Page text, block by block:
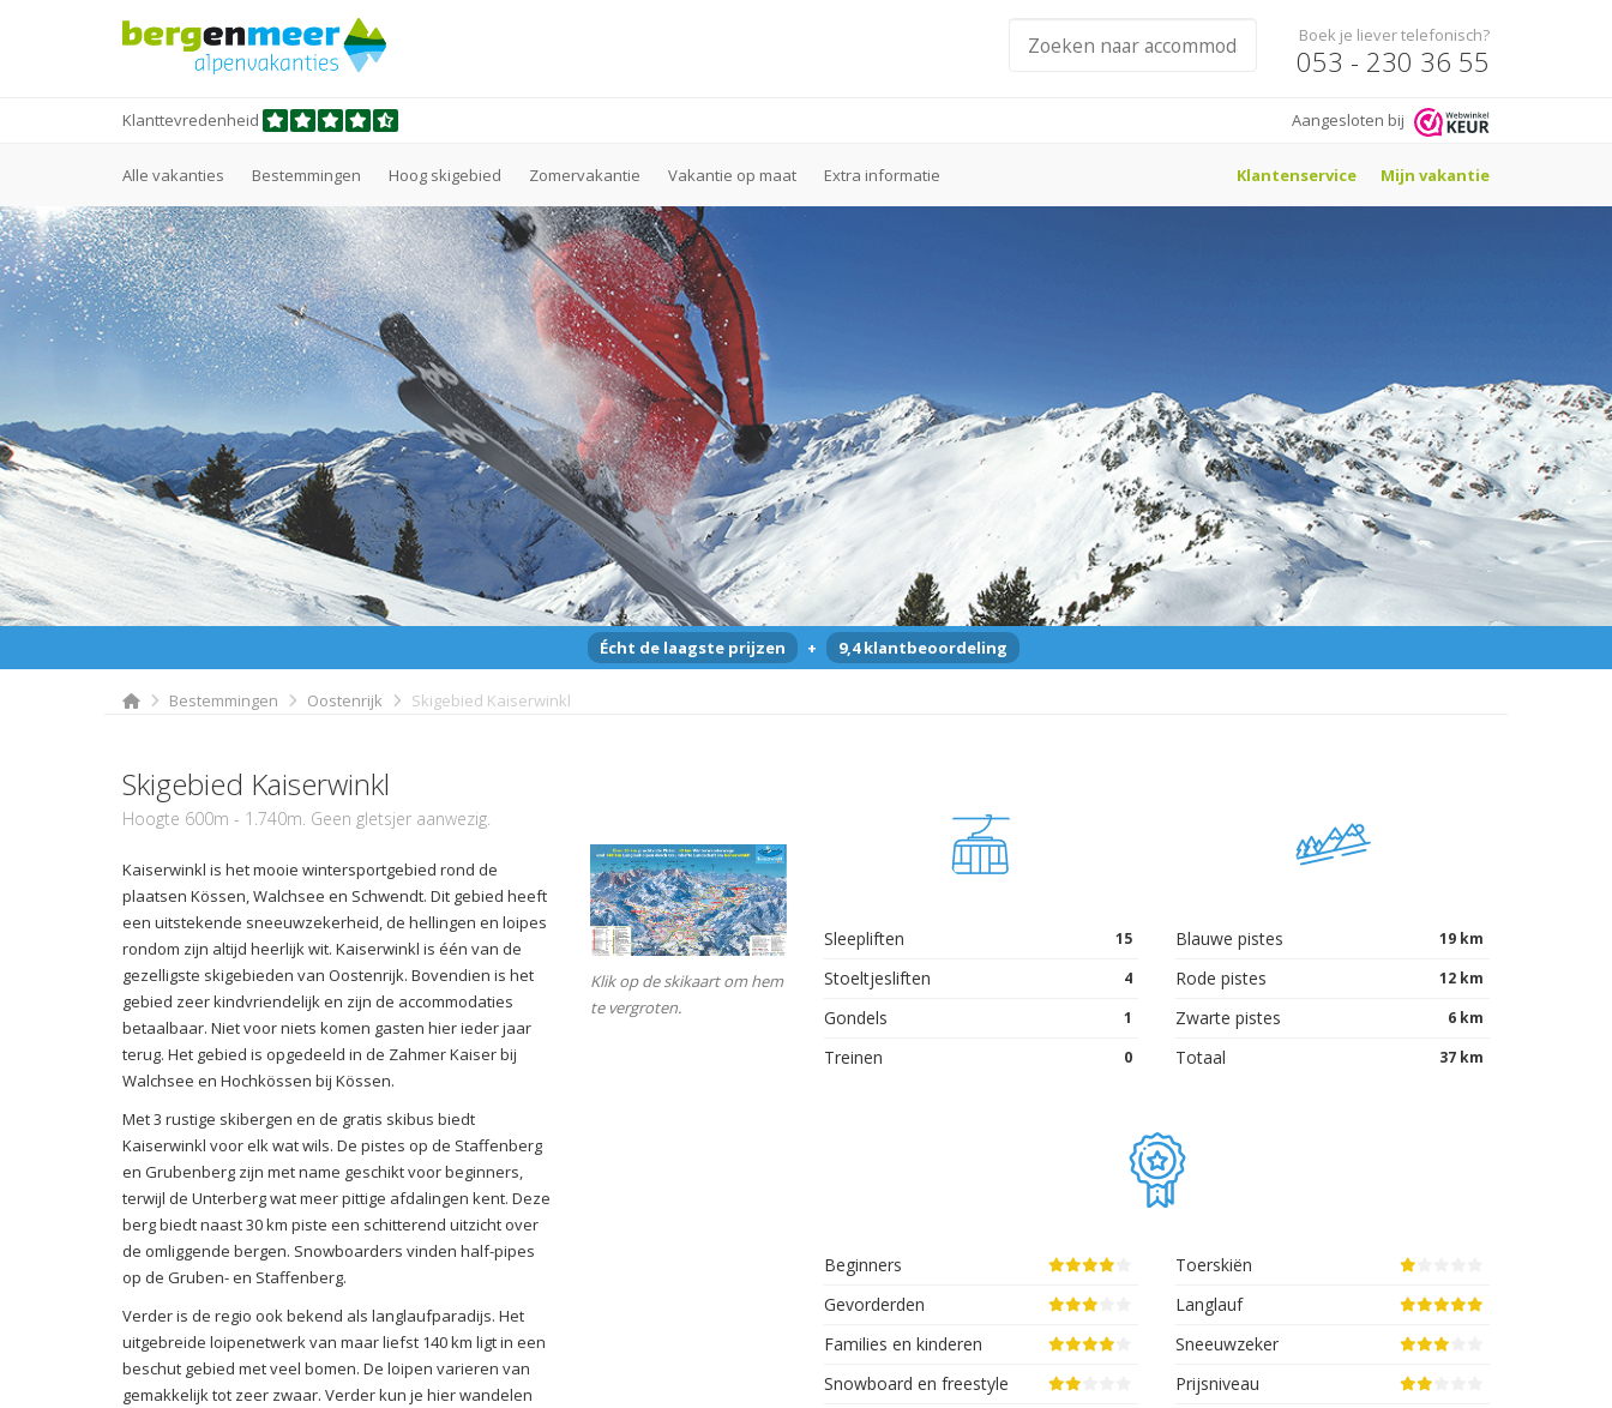
Boek je liever telefonisch?
053 - 230 36 55
Klanttevredenheid Aangesloten bij
Alle vakanties Bestemmingen Hoog skigebied Zomervakantie Vakantie op maat Extra informatie Klantenservice Mijn vakantie
Écht de laagste prijzen + 9,4 klantbeoordeling
Bestemmingen Oostenrijk Skigebied Kaiserwinkl
Skigebied Kaiserwinkl
Hoogte 600m - 1.740m. Geen gletsjer aanwezig.
Kaiserwinkl is het mooie wintersportgebied rond de
plaatsen Kössen, Walchsee en Schwendt. Dit gebied heeft
een uitstekende sneeuwzekerheid, de hellingen en loipes
rondom zijn altijd heerlijk wit. Kaiserwinkl is één van de
gezelligste skigebieden van Oostenrijk. Bovendien is het
gebied zeer kindvriendelijk en zijn de accommodaties
betaalbaar. Niet voor niets komen gasten hier ieder jaar
terug. Het gebied is opgedeeld in de Zahmer Kaiser bij
Walchsee en Hochkössen bij Kössen.
Met 3 rustige skibergen en de gratis skibus biedt
Kaiserwinkl voor elk wat wils. De pistes op de Staffenberg
en Grubenberg zijn met name geschikt voor beginners,
terwijl de Unterberg wat meer pittige afdalingen kent. Deze
berg biedt naast 30 km piste een schitterend uitzicht over
de omliggende bergen. Snowboarders vinden half-pipes
op de Gruben- en Staffenberg.
Verder is de regio ook bekend als langlaufparadijs. Het
uitgebreide loipenetwerk van maar liefst 140 km ligt in een
beschut gebied met veel bomen. De loipen varieren van
gemakkelijk tot zeer zwaar. Verder kun je hier wandelen
Klik op de skikaart om hem
te vergroten.
Sleepliften 15
Stoeltjesliften 4
Gondels 1
Treinen 0
Blauwe pistes 19 km
Rode pistes 12 km
Zwarte pistes 6 km
Totaal 37 km
Beginners
Gevorderden
Families en kinderen
Snowboard en freestyle
Toerskiën
Langlauf
Sneeuwzeker
Prijsniveau